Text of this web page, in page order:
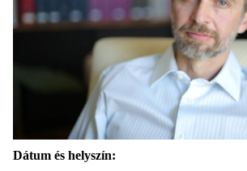
Dátum és helyszín: